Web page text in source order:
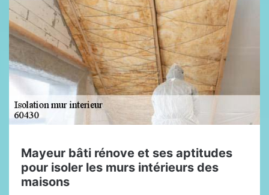
Mayeur bâti rénove et ses aptitudes
pour isoler les murs intérieurs des
maisons